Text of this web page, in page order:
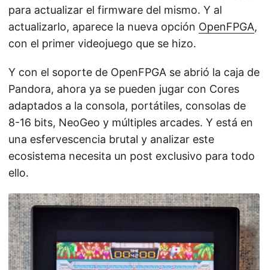
para actualizar el firmware del mismo. Y al
actualizarlo, aparece la nueva opción OpenFPGA,
con el primer videojuego que se hizo.
Y con el soporte de OpenFPGA se abrió la caja de
Pandora, ahora ya se pueden jugar con Cores
adaptados a la consola, portátiles, consolas de
8-16 bits, NeoGeo y múltiples arcades. Y está en
una esfervescencia brutal y analizar este
ecosistema necesita un post exclusivo para todo
ello.